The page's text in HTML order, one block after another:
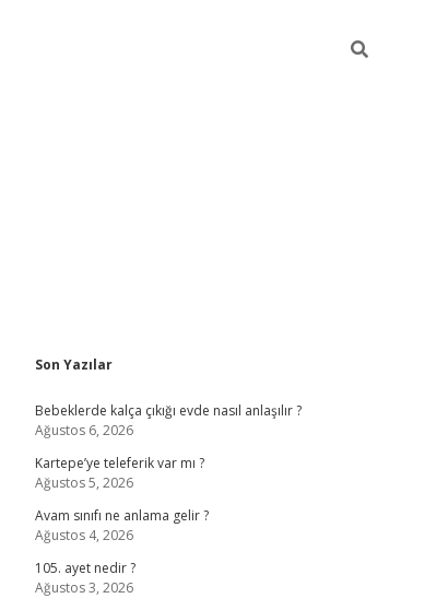
Sidebar
Son Yazılar
Bebeklerde kalça çıkığı evde nasıl anlaşılır ?
Ağustos 6, 2026
Kartepe’ye teleferik var mı ?
Ağustos 5, 2026
Avam sınıfı ne anlama gelir ?
Ağustos 4, 2026
105. ayet nedir ?
Ağustos 3, 2026